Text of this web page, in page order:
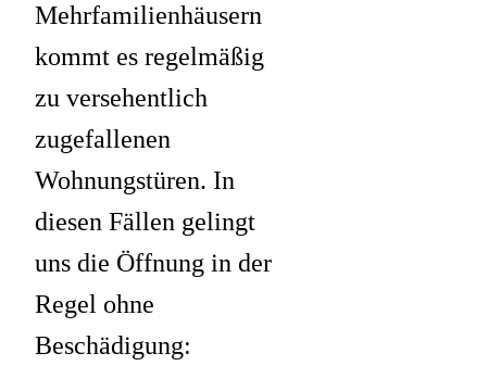
Mehrfamilienhäusern
kommt es regelmäßig
zu versehentlich
zugefallenen
Wohnungstüren. In
diesen Fällen gelingt
uns die Öffnung in der
Regel ohne
Beschädigung: